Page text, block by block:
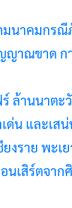
มนาคมกร
ญาณขาด ก
ล้านนาตะ
ด่น และเส
ยงราย พะเ
เสิร์ตจาก